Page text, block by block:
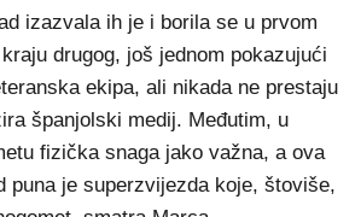
izazvala ih je i borila se u prvom
drugog, još jednom pokazujući
ekipa, ali nikada ne prestaju
španjolski medij. Međutim, u
fizička snaga jako važna, a ova
puna je superzvijezda koje, štoviše,